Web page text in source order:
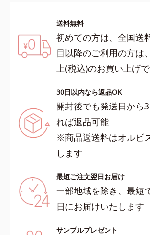
送料無料
初めての方は、全国送
目以降のご利用の方は
上(税込)のお買い上げ
30日以内なら返品OK
開封後でも発送日から
れば返品可能
※商品返送料はオルビ
します
最短ご注文翌日お届け
一部地域を除き、最短
日にお届けいたします
サンプルプレゼント